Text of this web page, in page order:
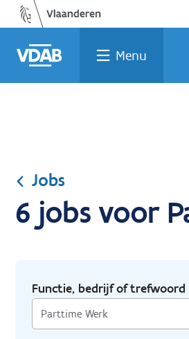
Ga
naar
de
inhoud
Vind
een
job
Vind
een
opleiding
Welke
job
past
bij
Terug
naar
home
Menu
Jobs
6 jobs voor
Functie, bedrijf of trefwoord